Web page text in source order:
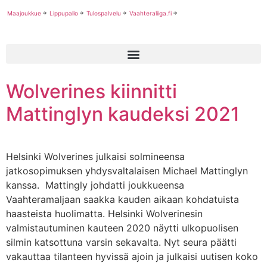
Maajoukkue Lippupallo Tulospalvelu Vaahteraliiga.fi
Wolverines kiinnitti
Mattinglyn kaudeksi 2021
Helsinki Wolverines julkaisi solmineensa
jatkosopimuksen yhdysvaltalaisen Michael Mattinglyn
kanssa. Mattingly johdatti joukkueensa
Vaahteramaljaan saakka kauden aikaan kohdatuista
haasteista huolimatta. Helsinki Wolverinesin
valmistautuminen kauteen 2020 näytti ulkopuolisen
silmin katsottuna varsin sekavalta. Nyt seura päätti
vakauttaa tilanteen hyvissä ajoin ja julkaisi uutisen koko